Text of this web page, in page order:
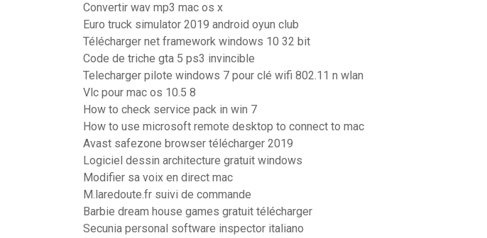
Convertir wav mp3 mac os x
Euro truck simulator 2019 android oyun club
Télécharger net framework windows 10 32 bit
Code de triche gta 5 ps3 invincible
Telecharger pilote windows 7 pour clé wifi 802.11 n wlan
Vlc pour mac os 10.5 8
How to check service pack in win 7
How to use microsoft remote desktop to connect to mac
Avast safezone browser télécharger 2019
Logiciel dessin architecture gratuit windows
Modifier sa voix en direct mac
M.laredoute.fr suivi de commande
Barbie dream house games gratuit télécharger
Secunia personal software inspector italiano